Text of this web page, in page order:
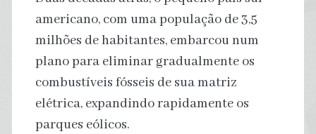
americano, com uma população de 3,5
milhões de habitantes, embarcou num
plano para eliminar gradualmente os
combustíveis fósseis de sua matriz
elétrica, expandindo rapidamente os
parques eólicos.